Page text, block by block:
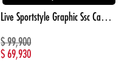
Live Sportstyle Graphic Ssc Camiseta Manga Corta de mujer para entrenamiento marca Under Armour
$99,900
$69,930